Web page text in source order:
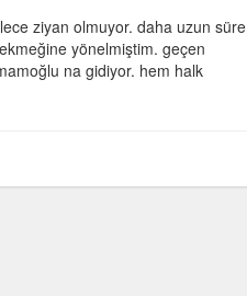
ziyan olmuyor. daha uzun süre
yönelmiştim. geçen
na gidiyor. hem halk